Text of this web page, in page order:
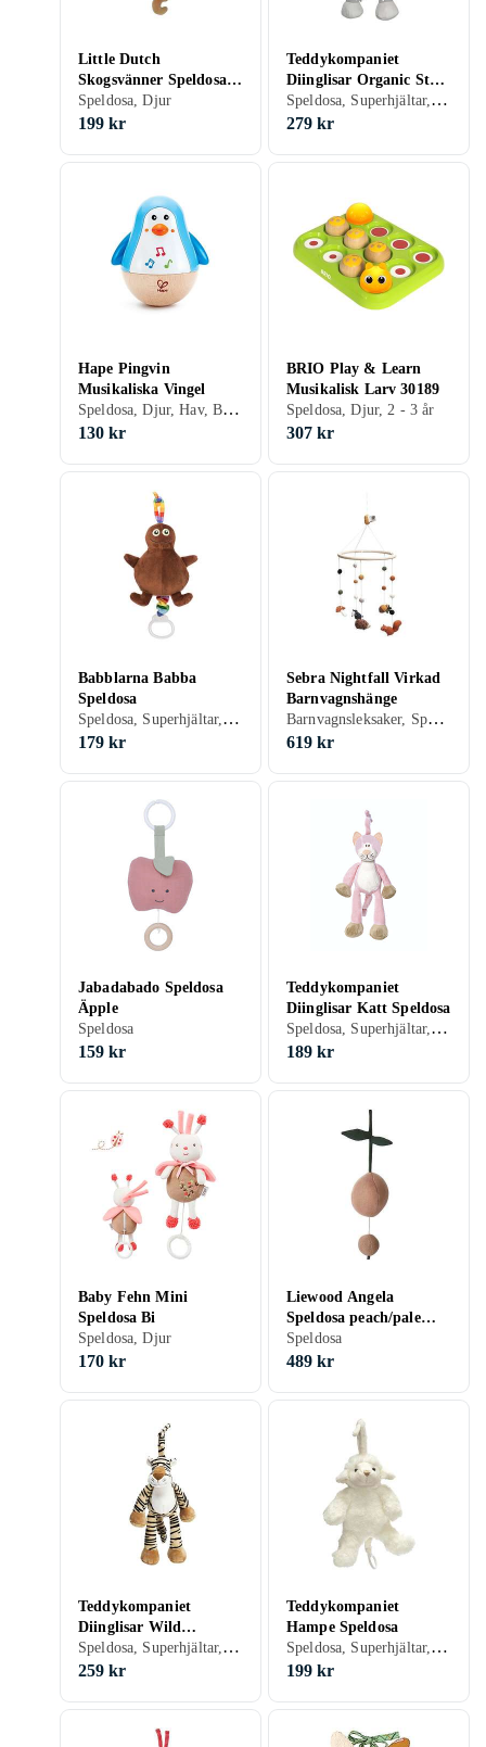
Little Dutch
Skogsvänner Speldosa
Uggla
Speldosa, Djur
199 kr
Teddykompaniet
Diinglisar Organic Stars
Speldosa Elefant
Speldosa, Superhjältar, Djur, 0 - 2 år
279 kr
Hape Pingvin
Musikaliska Vingel
Speldosa, Djur, Hav, Båtar, 0.5 - 2 år
130 kr
BRIO Play & Learn
Musikalisk Larv 30189
Speldosa, Djur, 2 - 3 år
307 kr
Babblarna Babba
Speldosa
Speldosa, Superhjältar, Seriefigurer, Babblarna, 0 - 2 år
179 kr
Sebra Nightfall Virkad
Barnvagnshänge
Barnvagnsleksaker, Speldosa
619 kr
Jabadabado Speldosa
Äpple
Speldosa
159 kr
Teddykompaniet
Diinglisar Katt Speldosa
Speldosa, Superhjältar, Djur, Seriefigurer, 0 - 2 år
189 kr
Baby Fehn Mini
Speldosa Bi
Speldosa, Djur
170 kr
Liewood Angela
Speldosa peach/pale
tuscany multi mix
Speldosa
489 kr
Teddykompaniet
Diinglisar Wild
Speldosa Tiger
Speldosa, Superhjältar, Djur, Seriefigurer, 0 - 2 år
259 kr
Teddykompaniet
Hampe Speldosa
Speldosa, Superhjältar, Djur, 0 - 2 år
199 kr